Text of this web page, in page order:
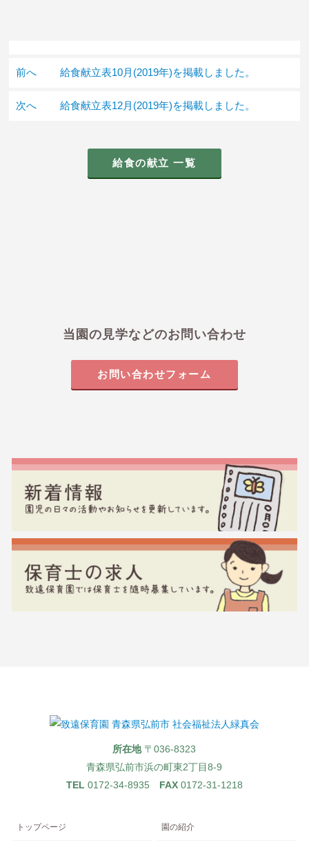
前へ 給食献立表10月(2019年)を掲載しました。
次へ 給食献立表12月(2019年)を掲載しました。
給食の献立 一覧
当園の見学などのお問い合わせ
お問い合わせフォーム
所在地〒036-8323
青森県弘前市浜の町東2丁目8-9
TEL 0172-34-8935 FAX0172-31-1218
トップページ 園の紹介